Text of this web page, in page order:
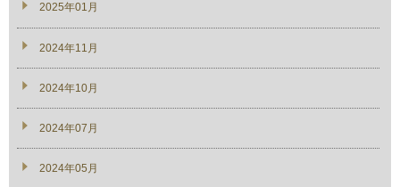
2025年01月
2024年11月
2024年10月
2024年07月
2024年05月